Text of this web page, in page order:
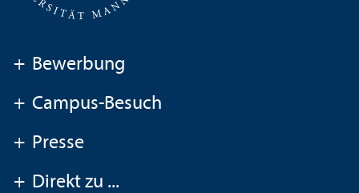
+ Bewerbung
+ Campus-Besuch
+ Presse
+ Direkt zu ...